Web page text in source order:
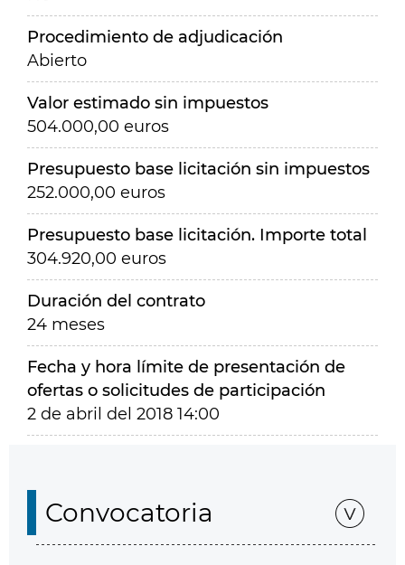
Procedimiento de adjudicación
Abierto
Valor estimado sin impuestos
504.000,00 euros
Presupuesto base licitación sin impuestos
252.000,00 euros
Presupuesto base licitación. Importe total
304.920,00 euros
Duración del contrato
24 meses
Fecha y hora límite de presentación de
ofertas o solicitudes de participación
2 de abril del 2018 14:00
Convocatoria